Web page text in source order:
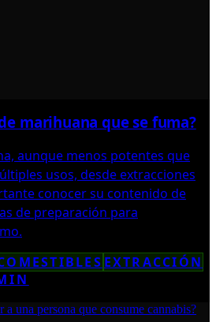
marihuana que se fuma?
aunque menos potentes que
usos, desde extracciones
conocer su contenido de
de preparación para
EXTRACCIÓN